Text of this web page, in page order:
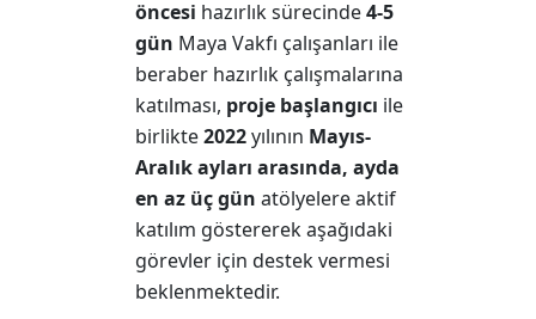
öncesi hazırlık sürecinde4-5
gün Maya Vakfı çalışanları ile
beraber hazırlık çalışmalarına
katılması, proje başlangıcı ile
birlikte2022yılının Mayıs-
Aralık ayları arasında, ayda
en az üç gün atölyelere aktif
katılım göstererek aşağıdaki
görevler için destek vermesi
beklenmektedir.